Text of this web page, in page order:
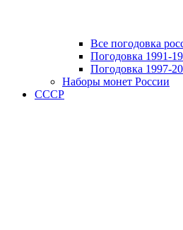
Все погодовка
Погодовка 1991-
Погодовка 1997-
Наборы монет России
СССР